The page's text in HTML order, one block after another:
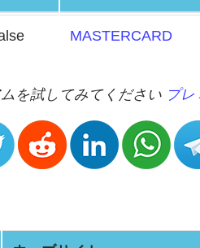
MASTERCARD
を試してみてください プ